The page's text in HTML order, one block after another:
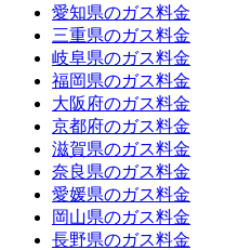
愛知県のガス料金
三重県のガス料金
岐阜県のガス料金
福岡県のガス料金
大阪府のガス料金
京都府のガス料金
滋賀県のガス料金
奈良県のガス料金
愛媛県のガス料金
岡山県のガス料金
長野県のガス料金